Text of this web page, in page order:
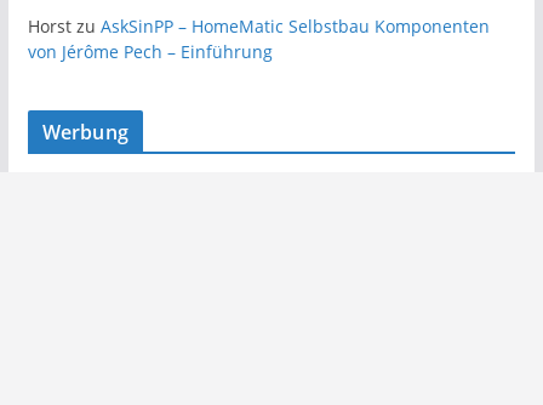
Horstzu AskSinPP – HomeMatic Selbstbau Komponenten
von Jérôme Pech – Einführung
Werbung